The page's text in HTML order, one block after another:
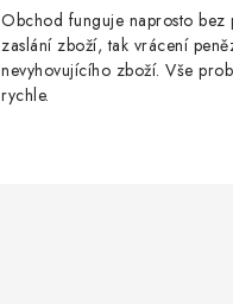
Obchod funguje naprosto bez
zaslání zboží, tak vrácení
nevyhovujícího zboží. Vše
rychle.